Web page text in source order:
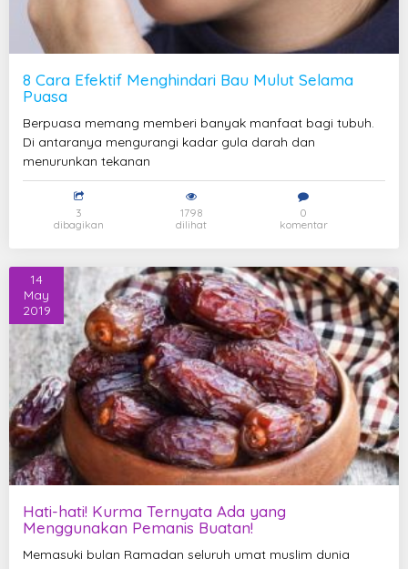
8 Cara Efektif Menghindari Bau Mulut Selama
Puasa
Berpuasa memang memberi banyak manfaat bagi tubuh.
Di antaranya mengurangi kadar gula darah dan
menurunkan tekanan
3
dibagikan
1798
dilihat
0
komentar
Hati-hati! Kurma Ternyata Ada yang
Menggunakan Pemanis Buatan!
14
May
2019
Memasuki bulan Ramadan seluruh umat muslim dunia